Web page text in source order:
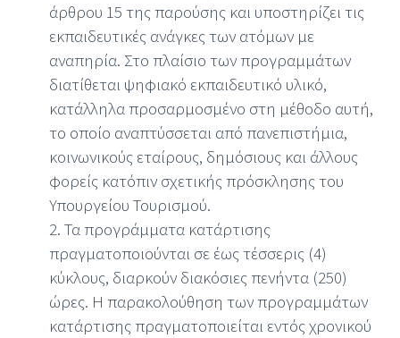
άρθρου 15 της παρούσης και υποστηρίζει τις
εκπαιδευτικές ανάγκες των ατόμων με
αναπηρία. Στο πλαίσιο των προγραμμάτων
διατίθεται ψηφιακό εκπαιδευτικό υλικό,
κατάλληλα προσαρμοσμένο στη μέθοδο αυτή,
το οποίο αναπτύσσεται από πανεπιστήμια,
κοινωνικούς εταίρους, δημόσιους και άλλους
φορείς κατόπιν σχετικής πρόσκλησης του
Υπουργείου Τουρισμού.
2. Τα προγράμματα κατάρτισης
πραγματοποιούνται σε έως τέσσερις (4)
κύκλους, διαρκούν διακόσιες πενήντα (250)
ώρες. Η παρακολούθηση των προγραμμάτων
κατάρτισης πραγματοποιείται εντός χρονικού